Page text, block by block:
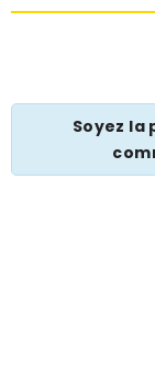
Soyez la